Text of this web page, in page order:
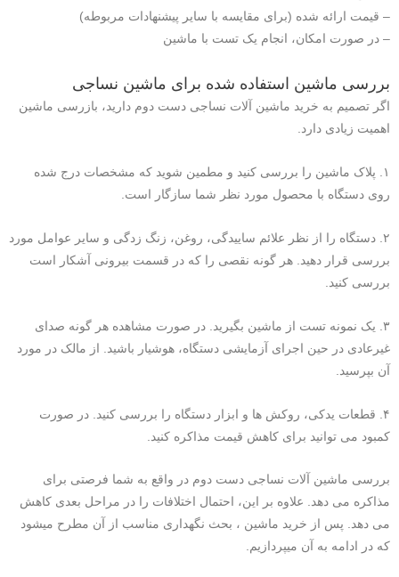
– قیمت ارائه شده (برای مقایسه با سایر پیشنهادات مربوطه)
– در صورت امکان، انجام یک تست با ماشین
بررسی ماشین استفاده شده برای ماشین نساجی
اگر تصمیم به خرید ماشین آلات نساجی دست دوم دارید، بازرسی ماشین
اهمیت زیادی دارد.
۱. پلاک ماشین را بررسی کنید و مطمین شوید که مشخصات درج شده
روی دستگاه با محصول مورد نظر شما سازگار است.
۲. دستگاه را از نظر علائم ساییدگی، روغن، زنگ زدگی و سایر عوامل مورد
بررسی قرار دهید. هر گونه نقصی را که در قسمت بیرونی آشکار است
بررسی کنید.
۳. یک نمونه تست از ماشین بگیرید. در صورت مشاهده هر گونه صدای
غیرعادی در حین اجرای آزمایشی دستگاه، هوشیار باشید. از مالک در مورد
آن بپرسید.
۴. قطعات یدکی، روکش ها و ابزار دستگاه را بررسی کنید. در صورت
کمبود می توانید برای کاهش قیمت مذاکره کنید.
بررسی ماشین آلات نساجی دست دوم در واقع به شما فرصتی برای
مذاکره می دهد. علاوه بر این، احتمال اختلافات را در مراحل بعدی کاهش
می دهد. پس از خرید ماشین ، بحث نگهداری مناسب از آن مطرح میشود
که در ادامه به آن میپردازیم.